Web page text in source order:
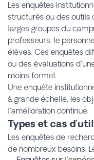
Les enquêtes
structurés ou des outils
larges groupes du
professeurs, le
élèves. Ces enquêtes
ou des évaluations
moins formel.
Une enquête
à grande échelle, les
l'amélioration continue.
Types et cas
Les enquêtes de
de nombreux besoins.